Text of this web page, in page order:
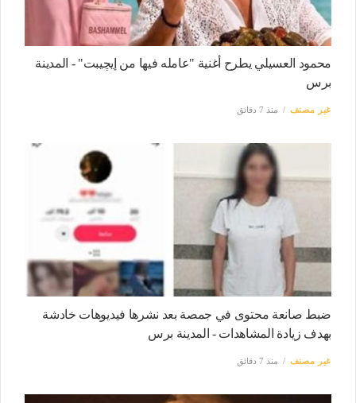
محمود العسيلي يطرح أغنية "عامله فيها من إيچيبت" - المدينة
برس
غير مصنف منذ 7 دقائق
ضبط صانعة محتوى في جمصة بعد نشرها فيديوهات خادشة
بهدف زيادة المشاهدات - المدينة برس
غير مصنف منذ 7 دقائق